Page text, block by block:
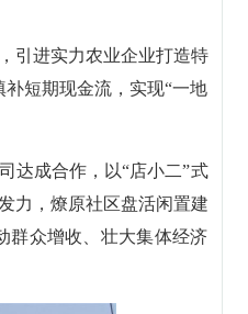
引进实力农业企业打造特
短期现金流，实现“一地
达成合作，以“店小二”式
力，燎原社区盘活闲置建
群众增收、壮大集体经济